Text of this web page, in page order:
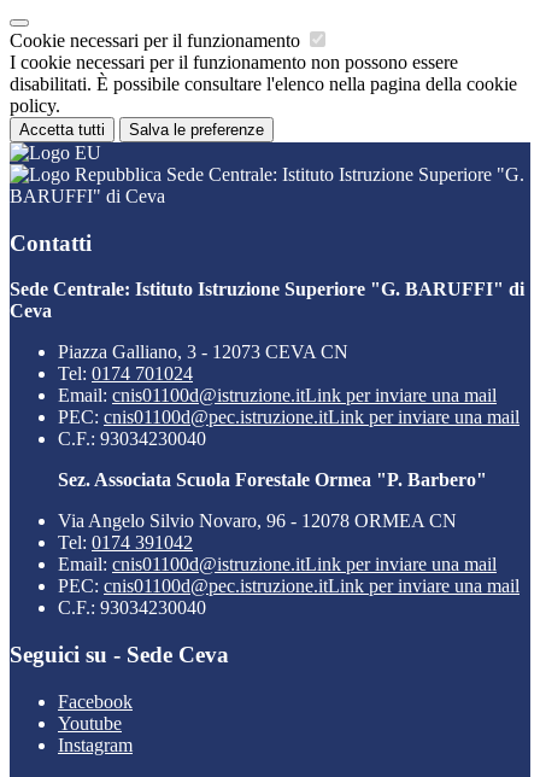
Cookie necessari per il funzionamento
I cookie necessari per il funzionamento non possono essere
disabilitati. È possibile consultare l'elenco nella pagina della cookie
policy.
Accetta tutti Salva le preferenze
Sede Centrale: Istituto Istruzione Superiore "G.
BARUFFI" di Ceva
Contatti
Sede Centrale: Istituto Istruzione Superiore "G. BARUFFI" di
Ceva
Piazza Galliano, 3 - 12073 CEVA CN
Tel: 0174 701024
Email: cnis01100d@istruzione.itLink per inviare una mail
PEC: cnis01100d@pec.istruzione.itLink per inviare una mail
C.F.: 93034230040
Sez. Associata Scuola Forestale Ormea "P. Barbero"
Via Angelo Silvio Novaro, 96 - 12078 ORMEA CN
Tel: 0174 391042
Email: cnis01100d@istruzione.itLink per inviare una mail
PEC: cnis01100d@pec.istruzione.itLink per inviare una mail
C.F.: 93034230040
Seguici su - Sede Ceva
Facebook
Youtube
Instagram